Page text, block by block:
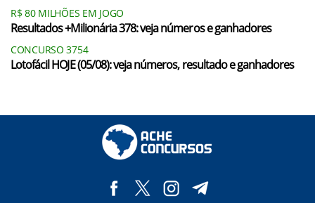
R$ 80 MILHÕES EM JOGO
Resultados +Milionária 378: veja números e ganhadores
CONCURSO 3754
Lotofácil HOJE (05/08): veja números, resultado e ganhadores